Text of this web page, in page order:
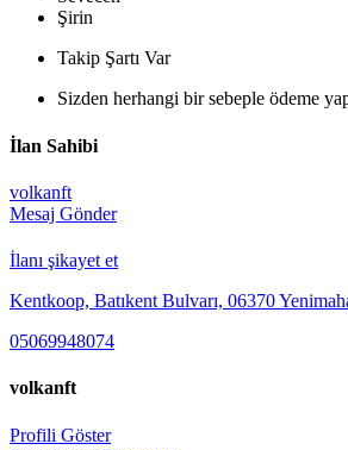
Şirin
Takip Şartı Var
Sizden herhangi bir sebeple ödeme
İlan Sahibi
volkanft
Mesaj Gönder
İlanı şikayet et
Kentkoop, Batıkent Bulvarı, 06370
05069948074
volkanft
Profili Göster